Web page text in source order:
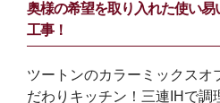
奥様の希望を取り入れた使い
工事！
ツートンのカラーミックスオ
だわりキッチン！三連IHで調